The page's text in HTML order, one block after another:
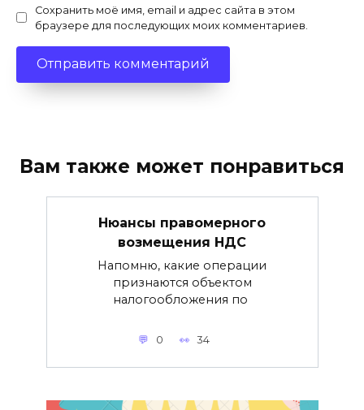
Сохранить моё имя, email и адрес сайта в этом
браузере для последующих моих комментариев.
Вам также может понравиться
Нюансы правомерного
возмещения НДС
Напомню, какие операции
признаются объектом
налогообложения по
0 34